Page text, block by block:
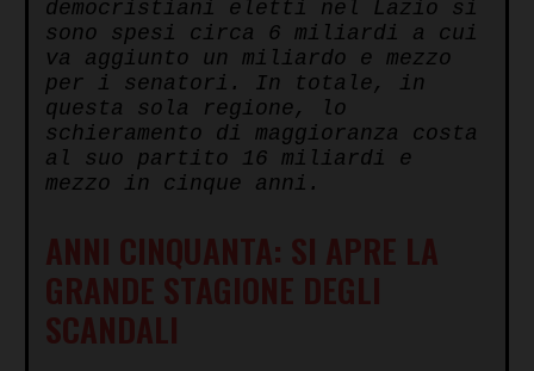
democristiani eletti nel Lazio si
sono spesi circa 6 miliardi a cui
va aggiunto un miliardo e mezzo
per i senatori. In totale, in
questa sola regione, lo
schieramento di maggioranza costa
al suo partito 16 miliardi e
mezzo in cinque anni.
ANNI CINQUANTA: SI APRE LA
GRANDE STAGIONE DEGLI
SCANDALI